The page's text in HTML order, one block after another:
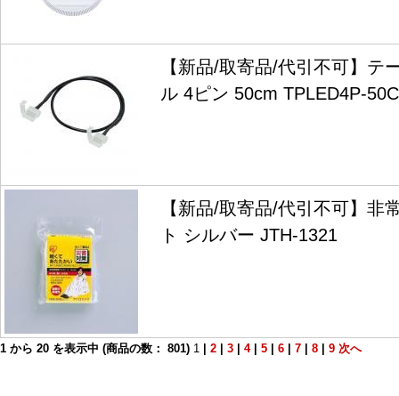
【新品/取寄品/代引不可】テ
ル 4ピン 50cm TPLED4P-50C
【新品/取寄品/代引不可】非
ト シルバー JTH-1321
1 から 20 を表示中 (商品の数： 801) 1 2 3 4| 5 6 7 8 9 次へ